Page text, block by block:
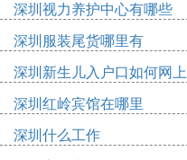
深圳视力养护中心有哪些
深圳服装尾货哪里有
深圳新生儿入户口如何网上
申请
深圳红岭宾馆在哪里
深圳什么工作